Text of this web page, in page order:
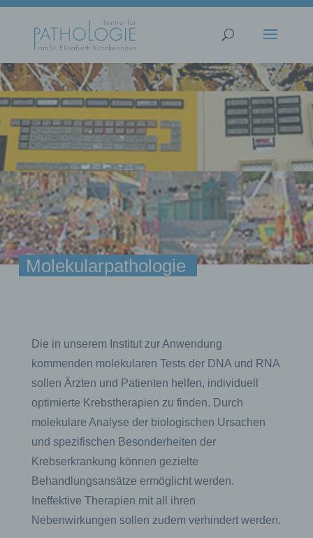
Molekularpathologie
Die in unserem Institut zur Anwendung
kommenden molekularen Tests der DNA und RNA
sollen Ärzten und Patienten helfen, individuell
optimierte Krebstherapien zu finden. Durch
molekulare Analyse der biologischen Ursachen
und spezifischen Besonderheiten der
Krebserkrankung können gezielte
Behandlungsansätze ermöglicht werden.
Ineffektive Therapien mit all ihren
Nebenwirkungen sollen zudem verhindert werden.